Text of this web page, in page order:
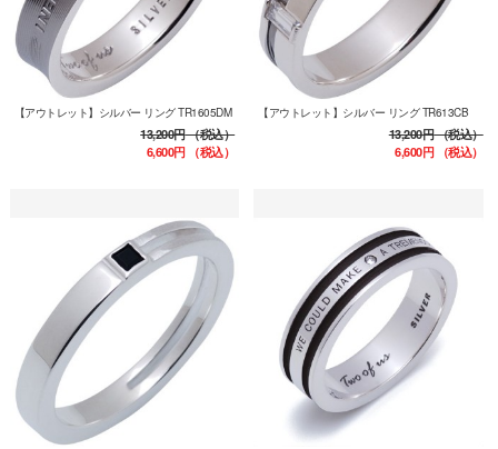
【アウトレット】シルバー リング TR1605DM
13,200円（税込）
6,600円（税込）
【アウトレット】シルバー リング TR613CB
13,200円（税込）
6,600円（税込）